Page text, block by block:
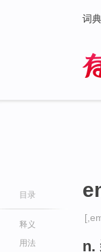
词典
目录
释义
用法
n.